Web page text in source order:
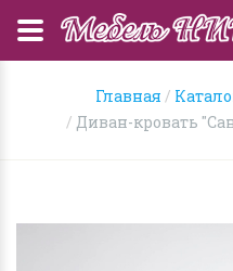
Главная
Диван-кровать